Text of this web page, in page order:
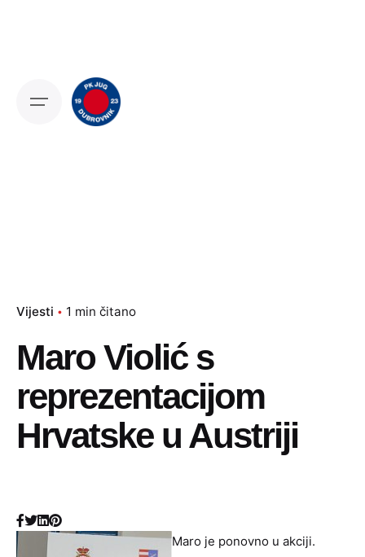
Vijesti 1 min čitano
Maro Violić s
reprezentacijom
Hrvatske u Austriji
Maro je ponovno u akciji.